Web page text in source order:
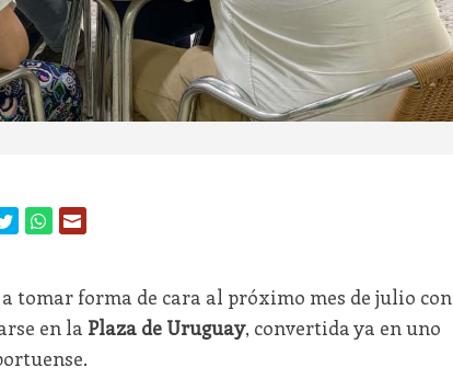
tomar forma de cara al próximo mes de julio con
en la Plaza de Uruguay, convertida ya en uno